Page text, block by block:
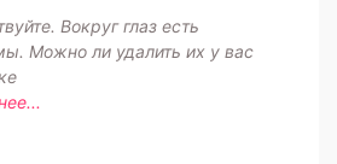
Вокруг глаз есть
Можно ли удалить их у вас